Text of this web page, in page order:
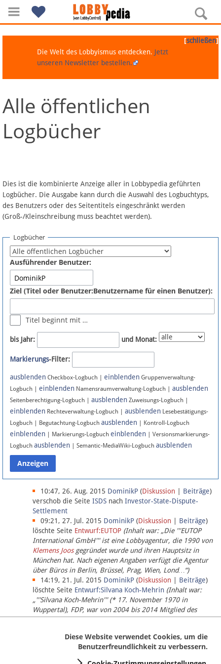
Navigation
Über Lobbypedia
Artikel nach Kategorien
FAQ
Fördermitglied werden
Fehler melden
Newsletter
Bluesky
Facebook
Instagram
Anmelden
Datenschutz
Über Lobbypedia
Impressum
[schließen]
Die Welt des Lobbyismus entdecken. Jetzt
unseren Newsletter bestellen.
Alle öffentlichen
Logbücher
Dies ist die kombinierte Anzeige aller in Lobbypedia geführten
Logbücher. Die Ausgabe kann durch die Auswahl des Logbuchtyps,
des Benutzers oder des Seitentitels eingeschränkt werden
(Groß-/Kleinschreibung muss beachtet werden).
Logbücher
Ausführender Benutzer:
Ziel (Titel oder Benutzer:Benutzername für einen Benutzer):
Titel beginnt mit …
bis Jahr: und Monat:
Markierungs-Filter:
ausblenden Checkbox-Logbuch | einblenden Gruppenverwaltung-
Logbuch | einblenden Namensraumverwaltung-Logbuch | ausblenden
Seitenberechtigung-Logbuch | ausblenden Zuweisungs-Logbuch |
einblenden Rechteverwaltung-Logbuch | ausblenden Lesebestätigungs-
Logbuch | Begutachtung-Logbuch ausblenden | Kontroll-Logbuch
einblenden | Markierungs-Logbuch einblenden | Versionsmarkierungs-
Logbuch ausblenden | Semantic-MediaWiki-Logbuch ausblenden
10:47, 26. Aug. 2015 DominikP (Diskussion Beiträge)
verschob die Seite ISDS nach Investor-State-Dispute-
Settlement
09:21, 27. Jul. 2015 DominikP (Diskussion Beiträge)
löschte Seite Entwurf:EUTOP (Inhalt war: „Die '''EUTOP
International GmbH''' ist eine Lobbyagentur, die 1990 von
Klemens Joosgegründet wurde und ihren Hauptsitz in
München hat. Nach eigenen Angaben verfügt die Agentur
über Büros in Berlin, Brüssel, Prag, Wien, Lond…“)
14:19, 21. Jul. 2015 DominikP (Diskussion Beiträge)
löschte Seite Entwurf:Silvana Koch-Mehrin (Inhalt war:
„'''Silvana Koch-Mehrin''' (* 17. November 1970 in
Wuppertal), FDP, war von 2004 bis 2014 Mitglied des
Europäischen Parlaments, seit November 2014 ist sie für
Diese Website verwendet Cookies, um die
Benutzerfreundlichkeit zu verbessern.